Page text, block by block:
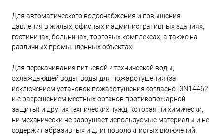
Для автоматического водоснабжения и повышения
давления в жилых, офисных и административных зданиях,
гостиницах, больницах, торговых комплексах, а также на
различных промышленных объектах.
Для перекачивания питьевой и технической воды,
охлаждающей воды, воды для пожаротушения (за
исключением установок пожаротушения согласно DIN14462
и с разрешением местных органов противопожарной
защиты) и других технических нужд, которая ни химически,
ни механически не разрушает используемые материалы и не
содержит абразивных и длинноволокнистых включений.